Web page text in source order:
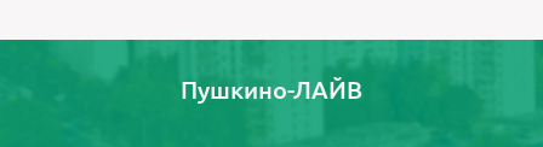
Пушкино-ЛАЙВ